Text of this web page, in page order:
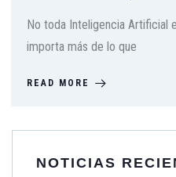
No toda Inteligencia Artificial
importa más de lo que
READ MORE
NOTICIAS